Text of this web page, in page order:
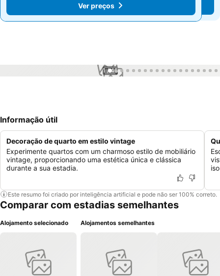
Ver preços
Ver preços
1 / 45
Informação útil
Decoração de quarto em estilo vintage
Experimente quartos com um charmoso estilo de mobiliário
vintage, proporcionando uma estética única e clássica
durante a sua estadia.
Este resumo foi criado por inteligência artificial e pode não ser 100% correto.
Comparar com estadias semelhantes
Alojamento selecionado Alojamentos semelhantes